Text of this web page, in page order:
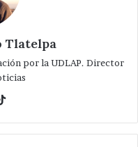
Tlatelpa
por la UDLAP. Director